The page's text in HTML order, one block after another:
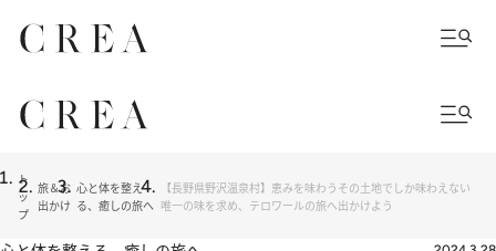
ト
ッ
プ
旅＆お
出かけ
心と体を整え
る、癒しの旅へ
【長野県野沢温泉村】恵みを味わうその土地でしか味わえない
唯一の味を求め、テロワールの旅へ出かけよう